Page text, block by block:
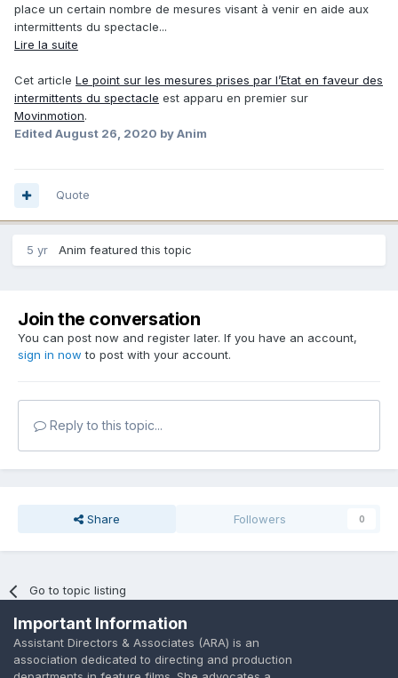
place un certain nombre de mesures visant à venir en aide aux
intermittents du spectacle...
Lire la suite
Cet article Le point sur les mesures prises par l’Etat en faveur des
intermittents du spectacle est apparu en premier sur
Movinmotion.
Edited August 26, 2020 by Anim
Quote
5 yr Anim featured this topic
Join the conversation
You can post now and register later. If you have an account,
sign in now to post with your account.
Reply to this topic...
Share Followers 0
Go to topic listing
Important Information
Assistant Directors & Associates (ARA) is an
association dedicated to directing and production